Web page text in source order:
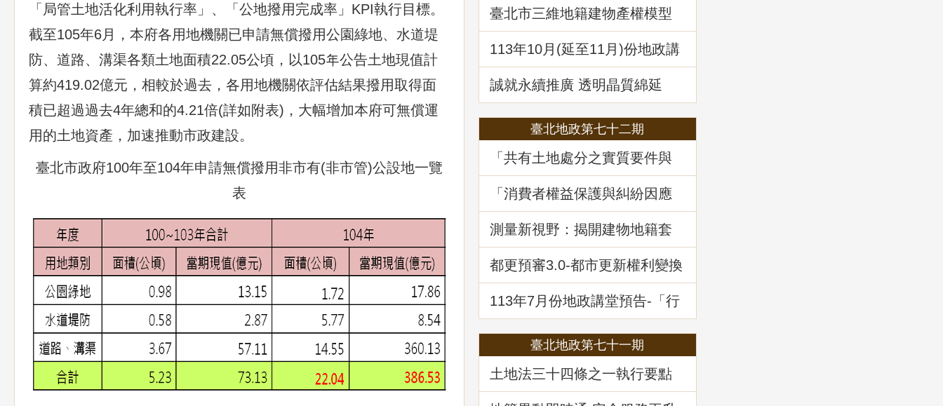
「局管土地活化利用執行率」、「公地撥用完成率」KPI執行目標。
截至105年6月，本府各用地機關已申請無償撥用公園綠地、水道堤
防、道路、溝渠各類土地面積22.05公頃，以105年公告土地現值計
算約419.02億元，相較於過去，各用地機關依評估結果撥用取得面
積已超過過去4年總和的4.21倍(詳如附表)，大幅增加本府可無償運
用的土地資產，加速推動市政建設。
臺北市政府100年至104年申請無償撥用非市有(非市管)公設地一覽
表
臺北市三維地籍建物產權模型
現在進行式
113年10⽉(延至11月)份地政講
堂預告-「不動產信託實務解
析」
誠就永續推廣 透明晶質綿延
臺北地政第七十二期
「共有土地處分之實質要件與
程序要件－以土地法第34條之1
執行要點修正為中心」地政講
堂回顧
「消費者權益保護與糾紛因應
—消費爭議案例分享」地政講
堂回顧
測量新視野：揭開建物地籍套
繪資料的面紗
都更預審3.0-都市更新權利變換
登記預先審查制度
113年7月份地政講堂預告-「行
政救濟案件剖析-以若干土地測
臺北地政第七十一期
土地法三十四條之一執行要點
修正內容解析